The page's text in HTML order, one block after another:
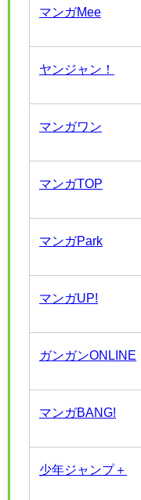
マンガMee
ヤンジャン！
マンガワン
マンガTOP
マンガPark
マンガUP!
ガンガンONLINE
マンガBANG!
少年ジャンプ＋